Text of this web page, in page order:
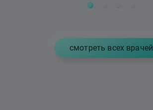
cмотреть всех врачей